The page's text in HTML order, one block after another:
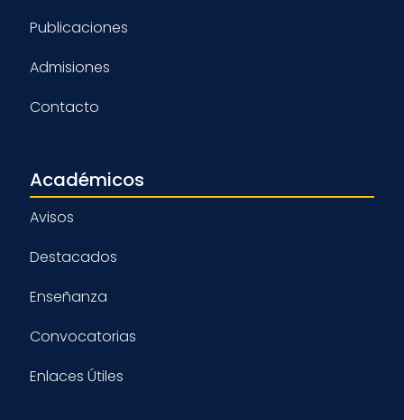
Publicaciones
Admisiones
Contacto
Académicos
Avisos
Destacados
Enseñanza
Convocatorias
Enlaces Útiles